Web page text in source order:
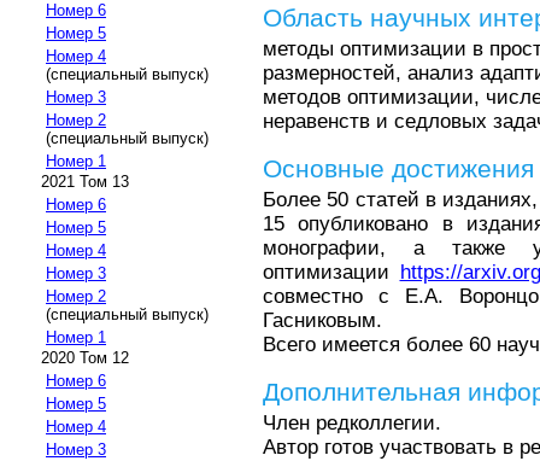
Номер 6
Номер 5
Номер 4
(специальный выпуск)
Номер 3
Номер 2
(специальный выпуск)
Номер 1
2021 Том 13
Номер 6
Номер 5
Номер 4
Номер 3
Номер 2
(специальный выпуск)
Номер 1
2020 Том 12
Номер 6
Номер 5
Номер 4
Номер 3
Область научных
методы оптимизации в
размерностей, анализ
методов оптимизации,
неравенств и седловых
Основные достижения
Более 50 статей в
15 опyбликовано в
монографии, а также
оптимизации
https://
совместно с Е.А.
Гасниковым.
Всего имеется более 60
Дополнительная
Член редколлегии.
Автор готов участвовать в